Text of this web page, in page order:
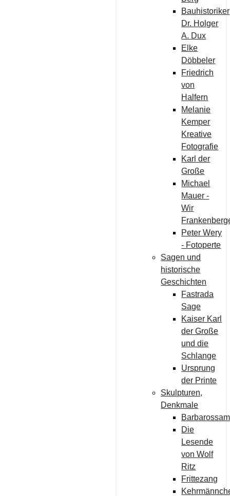
Bauhistoriker
Dr. Holger
A. Dux
Elke
Döbbeler
Friedrich
von
Halfern
Melanie
Kemper
Kreative
Fotografie
Karl der
Große
Michael
Mauer -
Wir
Peter Wery
- Fotoperte
Sagen und
historische
Geschichten
Fastrada
Sage
Kaiser Karl
der Große
und die
Schlange
Ursprung
der Printe
Skulpturen,
Denkmale
Die
Lesende
von Wolf
Ritz
Frittezang